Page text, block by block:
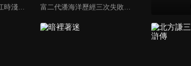
清冷豔麗的高嶺之花江時淺在遭受霸淩、暴力等一系列事件後，華麗蛻變逆襲歸來，用一場精心策劃強勢開啟自己的復仇之路，最終收穫內心救贖與愛情的故事。 富二代潘海洋歷經三次失敗婚姻，認為金錢阻礙愛情。唯第一任妻子陸雪怡真心待他。好友伊軒勸他隱藏身份。他在酒吧對芭蕾舞演員韓夢瑤一見鍾情。便化身業務經理與她相戀。熱戀中潘海洋決定娶韓夢瑤，卻在婚前發現韓夢瑤三年前曾是自己公司員工，進而揭開伊軒與韓夢瑤為還債設局圖謀他財產的陰謀...